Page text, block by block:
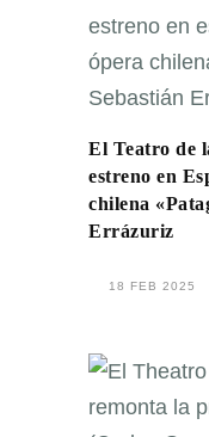
El Teatro de
estreno en
chilena
Errázuriz
18 FEB 2025